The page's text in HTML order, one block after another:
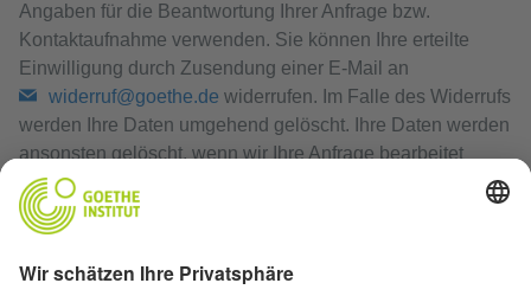
Angaben für die Beantwortung Ihrer Anfrage bzw.
Kontaktaufnahme verwenden. Sie können Ihre erteilte
Einwilligung durch Zusendung einer E-Mail an
widerruf@goethe.de widerrufen. Im Falle des Widerrufs
werden Ihre Daten umgehend gelöscht. Ihre Daten werden
ansonsten gelöscht, wenn wir Ihre Anfrage bearbeitet
haben oder der Zweck der Speicherung entfallen ist.
Datenschutzerklärung